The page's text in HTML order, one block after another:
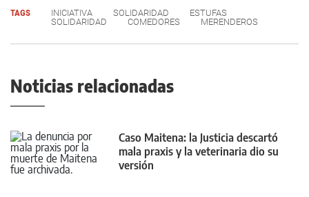
TAGS INICIATIVA SOLIDARIDAD
ESTUFAS
SOLIDARIDAD
COMEDORES MERENDEROS
Noticias relacionadas
Caso Maitena: la Justicia descartó
mala praxis y la veterinaria dio su
versión